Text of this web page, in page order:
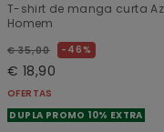
T-shirt de manga curta
Homem
€ 35,00 46%
€ 18,90
OFERTAS
DUPLA PROMO 10% EXTRA